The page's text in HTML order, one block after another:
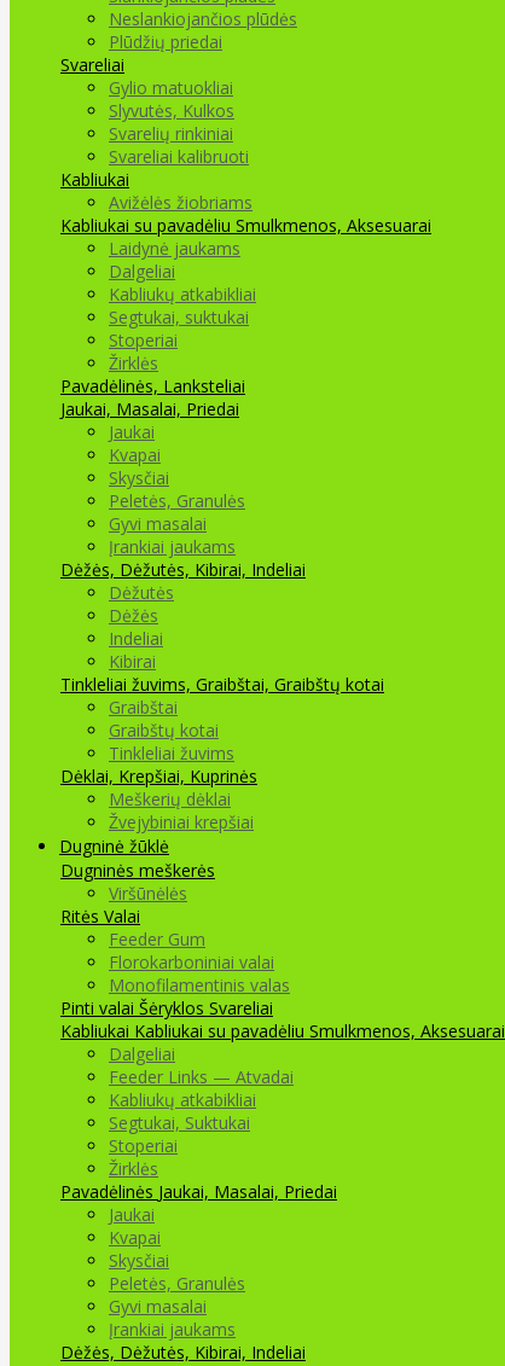
Neslankiojančios plūdės
Plūdžių priedai
Svareliai
Gylio matuokliai
Slyvutės, Kulkos
Svarelių rinkiniai
Svareliai kalibruoti
Kabliukai
Avižėlės žiobriams
Kabliukai su pavadėliu Smulkmenos, Aksesuarai
Laidynė jaukams
Dalgeliai
Kabliukų atkabikliai
Segtukai, suktukai
Stoperiai
Žirklės
Pavadėlinės, Lanksteliai
Jaukai, Masalai, Priedai
Jaukai
Kvapai
Skysčiai
Peletės, Granulės
Gyvi masalai
Įrankiai jaukams
Dėžės, Dėžutės, Kibirai, Indeliai
Dėžutės
Dėžės
Indeliai
Kibirai
Tinkleliai žuvims, Graibštai, Graibštų kotai
Graibštai
Graibštų kotai
Tinkleliai žuvims
Dėklai, Krepšiai, Kuprinės
Meškerių dėklai
Žvejybiniai krepšiai
Dugninė žūklė
Dugninės meškerės
Viršūnėlės
Ritės Valai
Feeder Gum
Florokarboniniai valai
Monofilamentinis valas
Pinti valai Šėryklos Svareliai
Kabliukai Kabliukai su pavadėliu Smulkmenos, Aksesuarai
Dalgeliai
Feeder Links — Atvadai
Kabliukų atkabikliai
Segtukai, Suktukai
Stoperiai
Žirklės
Pavadėlinės Jaukai, Masalai, Priedai
Jaukai
Kvapai
Skysčiai
Peletės, Granulės
Gyvi masalai
Įrankiai jaukams
Dėžės, Dėžutės, Kibirai, Indeliai